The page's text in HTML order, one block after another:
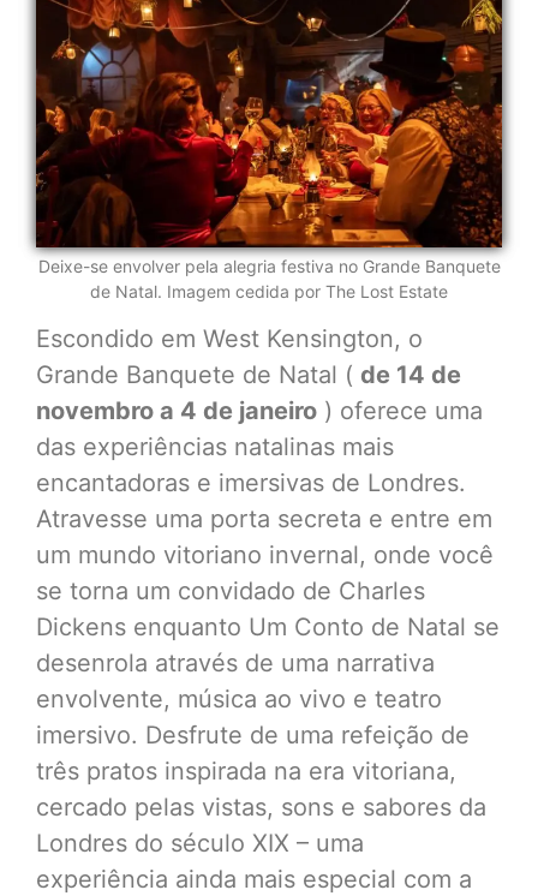
Deixe-se envolver pela alegria festiva no Grande Banquete
de Natal. Imagem cedida por The Lost Estate
Escondido em West Kensington, o
Grande Banquete de Natal ( de 14 de
novembro a 4 de janeiro ) oferece uma
das experiências natalinas mais
encantadoras e imersivas de Londres.
Atravesse uma porta secreta e entre em
um mundo vitoriano invernal, onde você
se torna um convidado de Charles
Dickens enquanto Um Conto de Natal se
desenrola através de uma narrativa
envolvente, música ao vivo e teatro
imersivo. Desfrute de uma refeição de
três pratos inspirada na era vitoriana,
cercado pelas vistas, sons e sabores da
Londres do século XIX – uma
experiência ainda mais especial com a